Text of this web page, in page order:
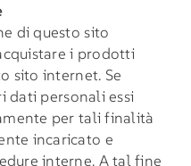
di questo sito
i prodotti
sito internet. Se
dati personali essi
per tali finalità
incaricato e
interne. A tal fine